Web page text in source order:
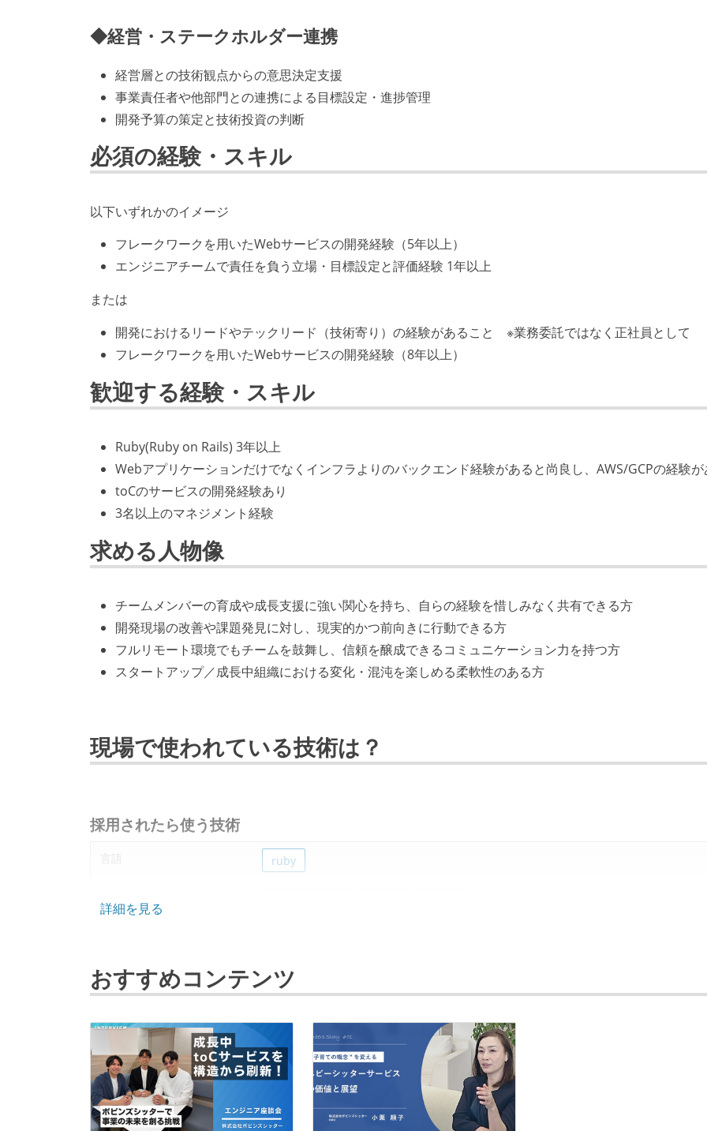
◆経営・ステークホルダー連携
経営層との技術観点からの意思決定支援
事業責任者や他部門との連携による目標設定・進捗管理
開発予算の策定と技術投資の判断
必須の経験・スキル
以下いずれかのイメージ
フレークワークを用いたWebサービスの開発経験（5年以上）
エンジニアチームで責任を負う立場・目標設定と評価経験 1年以上
または
開発におけるリードやテックリード（技術寄り）の経験があること ※業務委託ではなく正社員として
フレークワークを用いたWebサービスの開発経験（8年以上）
歓迎する経験・スキル
Ruby(Ruby on Rails) 3年以上
Webアプリケーションだけでなくインフラよりのバックエンド経験があると尚良し、AWS/GCPの経験
toCのサービスの開発経験あり
3名以上のマネジメント経験
求める人物像
チームメンバーの育成や成長支援に強い関心を持ち、自らの経験を惜しみなく共有できる方
開発現場の改善や課題発見に対し、現実的かつ前向きに行動できる方
フルリモート環境でもチームを鼓舞し、信頼を醸成できるコミュニケーション力を持つ方
スタートアップ／成長中組織における変化・混沌を楽しめる柔軟性のある方
現場で使われている技術は？
採用されたら使う技術
言語 ruby
プロジェクト管理 github
情報共有ツール slack
その他 slim scss aws docker githubactions
詳細を見る
おすすめコンテンツ